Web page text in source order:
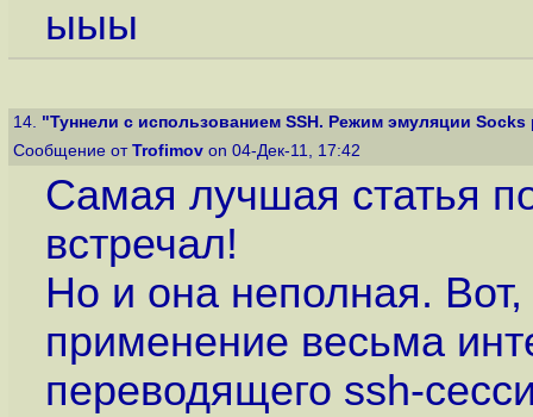
ыыы
14. "Туннели с использованием SSH. Режим эмуляции Socks
Сообщение от Trofimov on 04-Дек-11, 17:42
Самая лучшая статья
встречал!
Но и она неполная.
применение весьма
переводящего ssh-